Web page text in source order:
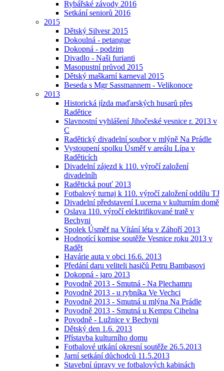
Rybářské závody 2016
Setkání seniorů 2016
2015
Dětský Silvesr 2015
Dokoulná - petangue
Dokopná - podzim
Divadlo - Naši furianti
Masopustní průvod 2015
Dětský maškarní karneval 2015
Beseda s Mgr Sassmannem - Velikonoce
2013
Historická jízda maďarských husarů přes
Radětice
Slavnostní vyhlášení Jihočeské vesnice r. 2013 v
C
Radětický divadelní soubor v mlýně Na Prádle
Vystoupení spolku Úsměf v areálu Lípa v
Raděticích
Divadelní zájezd k 110. výročí založení
divadelníh
Radětická pouť 2013
Fotbalový turnaj k 110. výročí založení oddílu TJ
Divadelní představení Lucerna v kulturním domě
Oslava 110. výročí elektrifikované tratě v
Bechyni
Spolek Úsměf na Vítání léta v Záhoří 2013
Hodnotící komise soutěže Vesnice roku 2013 v
Radět
Havárie auta v obci 16.6. 2013
Předání daru veliteli hasičů Petru Bambasovi
Dokopná - jaro 2013
Povodně 2013 - Smutná - Na Plechamru
Povodně 2013 - u rybníka Ve Vechci
Povodně 2013 - Smutná u mlýna Na Prádle
Povodně 2013 - Smutná u Kempu Cihelna
Povodně - Lužnice v Bechyni
Dětský den 1.6. 2013
Přístavba kulturního domu
Fotbalové utkání okresní soutěže 26.5.2013
Jarní setkání důchodců 11.5.2013
Stavební úpravy ve fotbalových kabinách